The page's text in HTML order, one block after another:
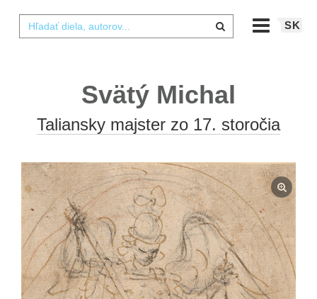
SK
Svätý Michal
Taliansky majster zo 17. storočia